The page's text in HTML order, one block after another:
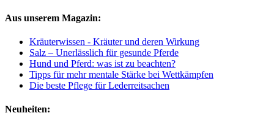
Aus unserem Magazin:
Kräuterwissen - Kräuter und deren Wirkung
Salz – Unerlässlich für gesunde Pferde
Hund und Pferd: was ist zu beachten?
Tipps für mehr mentale Stärke bei Wettkämpfen
Die beste Pflege für Lederreitsachen
Neuheiten: